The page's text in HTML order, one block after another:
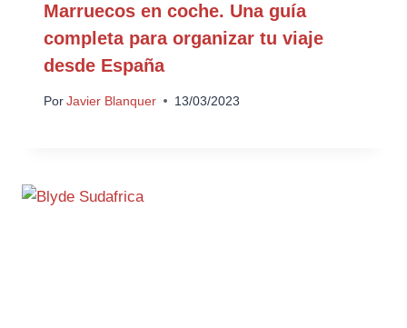
Marruecos en coche. Una guía
completa para organizar tu viaje
desde España
Por Javier Blanquer 13/03/2023